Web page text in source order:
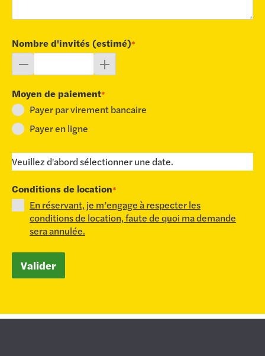
Nombre d'invités (estimé)*
Moyen de paiement*
Payer par virement bancaire
Payer en ligne
Veuillez d'abord sélectionner une date.
Conditions de location*
En réservant, je m’engage à respecter les
conditions de location, faute de quoi ma demande
sera annulée.
Valider